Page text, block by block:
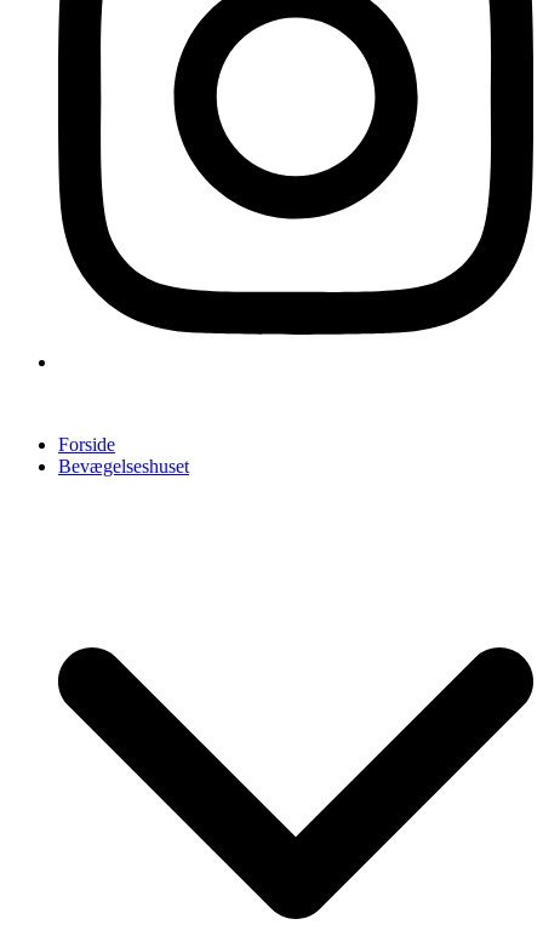
Forside
Bevægelseshuset